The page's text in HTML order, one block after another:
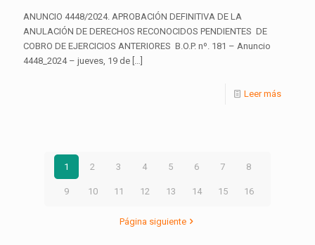
ANUNCIO 4448/2024. APROBACIÓN DEFINITIVA DE LA
ANULACIÓN DE DERECHOS RECONOCIDOS PENDIENTES DE
COBRO DE EJERCICIOS ANTERIORES B.O.P. nº. 181 – Anuncio
4448_2024 – jueves, 19 de
Leer más
1 2 3 4 5 6 7 8
9 10 11 12 13 14 15 16
Página siguiente